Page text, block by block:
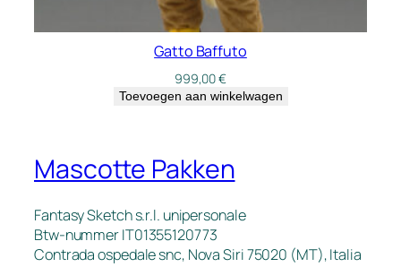
Gatto Baffuto
999,00€
Toevoegen aan winkelwagen
Mascotte Pakken
Fantasy Sketch s.r.l. unipersonale
Btw-nummer IT01355120773
Contrada ospedale snc, Nova Siri 75020 (MT), Italia